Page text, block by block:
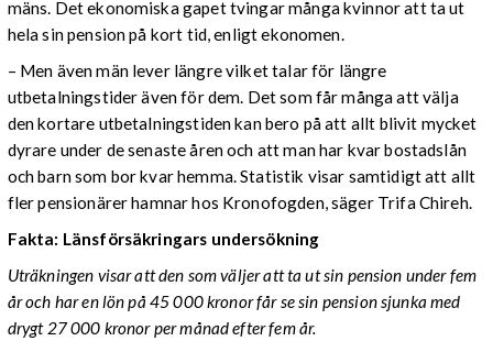
mäns. Det ekonomiska gapet tvingar många kvinnor att ta ut
hela sin pension på kort tid, enligt ekonomen.
– Men även män lever längre vilket talar för längre
utbetalningstider även för dem. Det som får många att välja
den kortare utbetalningstiden kan bero på att allt blivit mycket
dyrare under de senaste åren och att man har kvar bostadslån
och barn som bor kvar hemma. Statistik visar samtidigt att allt
fler pensionärer hamnar hos Kronofogden, säger Trifa Chireh.
Fakta: Länsförsäkringars undersökning
Uträkningen visar att den som väljer att ta ut sin pension under fem
år och har en lön på 45 000 kronor får se sin pension sjunka med
drygt 27 000 kronor per månad efter fem år.